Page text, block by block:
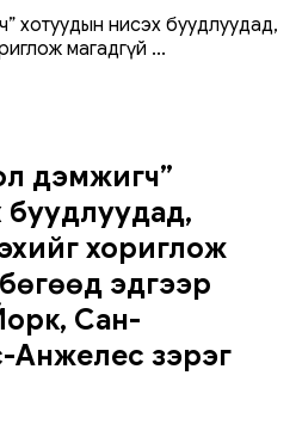
хотуудын нисэх буудлуудад,
магадгүй ...
дэмжигч”
буудлуудад,
хориглож
бөгөөд эдгээр
Сан-
зэрэг